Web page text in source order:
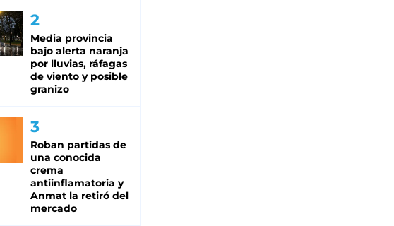
Media provincia
bajo alerta naranja
por lluvias, ráfagas
de viento y posible
granizo
Roban partidas de
una conocida
crema
antiinflamatoria y
Anmat la retiró del
mercado